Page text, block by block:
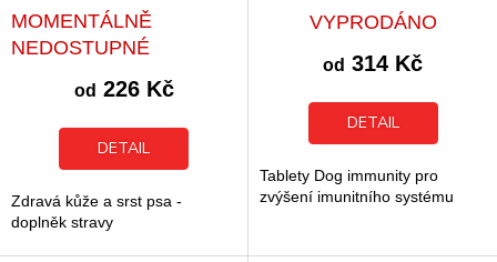
Průměrné
hodnocení
produktu
5,0
hvězdiček.
MOMENTÁLNĚ
NEDOSTUPNÉ
od 226 Kč
DETAIL
Zdravá kůže a srst psa -
doplněk stravy
Průměrné
hodnocení
produktu
je
z
VYPRODÁNO
od 314 Kč
DETAIL
Tablety Dog immunity pro
zvýšení imunitního systému